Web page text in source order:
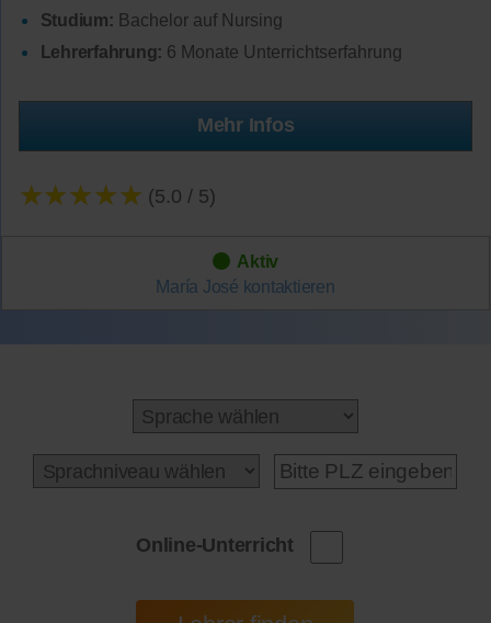
Studium: Bachelor auf Nursing
Lehrerfahrung: 6 Monate Unterrichtserfahrung
Mehr Infos
★★★★★ (5.0 / 5)
Aktiv
María José kontaktieren
Online-Unterricht